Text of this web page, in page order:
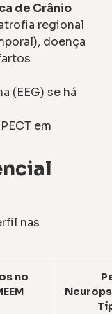
de Crânio
regional
doença
(EEG) se há
em
nas
no